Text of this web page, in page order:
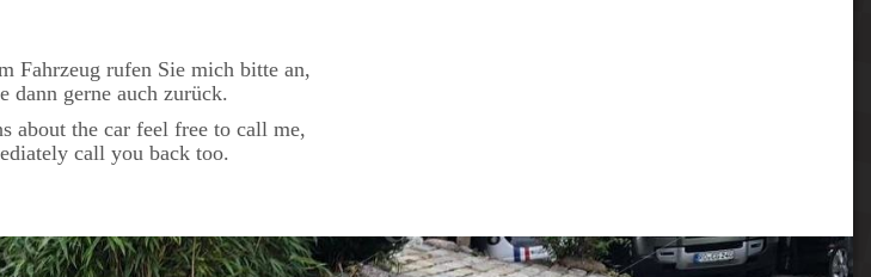
Fahrzeug rufen Sie mich bitte an,
dann gerne auch zurück.
about the car feel free to call me,
call you back too.